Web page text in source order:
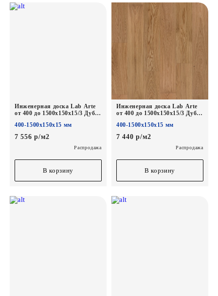
Инженерная доска Lab Arte
от 400 до 1500х150х15/3 Дуб
400-1500х150х15 мм
7 556 р/м2
Распродажа
В корзину
Инженерная доска Lab Arte
от 400 до 1500х150х15/3 Дуб
400-1500х150х15 мм
7 440 р/м2
Распродажа
В корзину